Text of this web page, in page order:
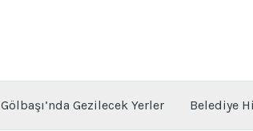
Gölbaşı’nda Gezilecek Yerler Belediye